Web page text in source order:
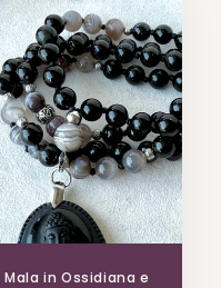
Mala in Ossidiana e